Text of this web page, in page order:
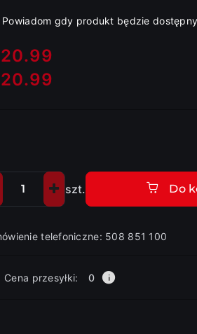
Powiadom gdy produkt będzie dostępny
Ilość szt. Do
telefoniczne: 508 851 100
Cena przesyłki: 0